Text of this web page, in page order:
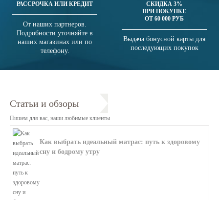
РАССРОЧКА ИЛИ КРЕДИТ
От наших партнеров.
Подробности уточняйте в
наших магазинах или по
телефону.
СКИДКА 3%
ПРИ ПОКУПКЕ
ОТ 60 000 РУБ
Выдача бонусной карты для
последующих покупок
Статьи и обзоры
Пишем для вас, наши любимые клиенты
Как выбрать идеальный матрас: путь к здоровому
сну и бодрому утру